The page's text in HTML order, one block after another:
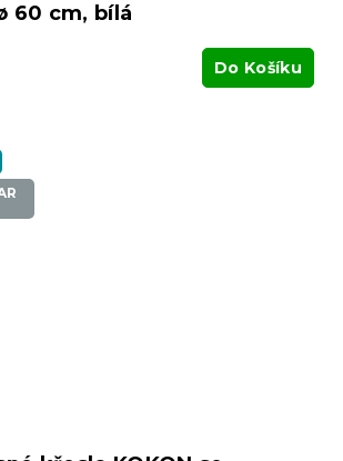
60 cm, bílá
Do Košíku